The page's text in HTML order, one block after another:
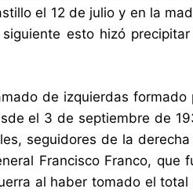
el 12 de julio y en la
esto hizó
de izquierdas formado
el 3 de septiembre de
seguidores de la
Francisco Franco, que
al haber tomado el total